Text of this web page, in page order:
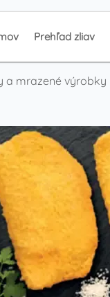
Prehľad zliav
a mrazené výrobky